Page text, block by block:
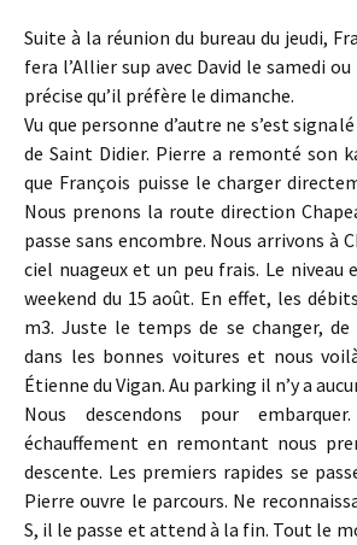
Suite à la réunion du bureau du jeudi,
fera l’Allier sup avec David le samedi
précise qu’il préfère le dimanche.
Vu que personne d’autre ne s’est
de Saint Didier. Pierre a remonté son
que François puisse le charger
Nous prenons la route direction
passe sans encombre. Nous arrivons à
ciel nuageux et un peu frais. Le niveau
weekend du 15 août. En effet, les
m3. Juste le temps de se changer,
dans les bonnes voitures et nous
Étienne du Vigan. Au parking il n’y a
Nous descendons pour
échauffement en remontant nous
descente. Les premiers rapides se
Pierre ouvre le parcours. Ne
S, il le passe et attend à la fin. Tout le